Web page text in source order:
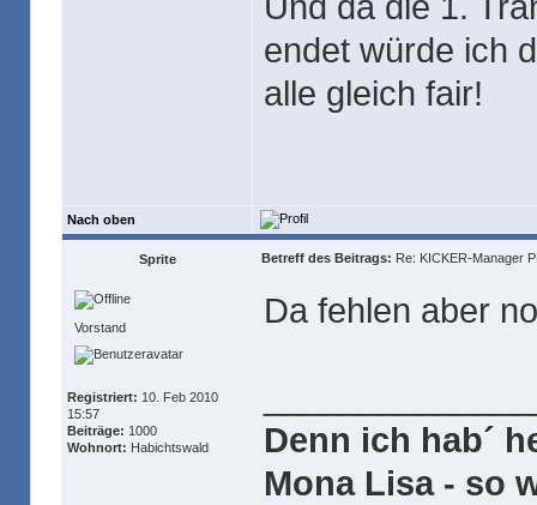
endet würde ich
alle gleich fair!
Nach oben
Sprite Betreff des Beitrags: Re: KICKER-Manager
Vorstand
Registriert: 10. Feb 2010
15:57
Beiträge: 1000
Wohnort: Habichtswald
Da fehlen aber
Denn ich hab´
Mona Lisa - so